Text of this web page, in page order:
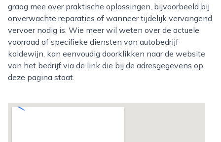
graag mee over praktische oplossingen, bijvoorbeeld bij
onverwachte reparaties of wanneer tijdelijk vervangend
vervoer nodig is. Wie meer wil weten over de actuele
voorraad of specifieke diensten van autobedrijf
koldewijn, kan eenvoudig doorklikken naar de website
van het bedrijf via de link die bij de adresgegevens op
deze pagina staat.